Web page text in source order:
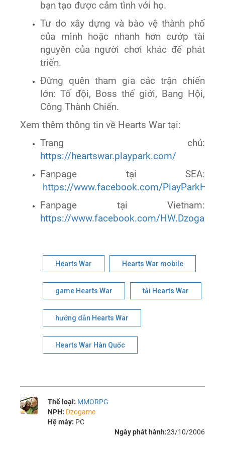
bạn tạo được cảm tình với họ.
Tư do xây dựng và bào vệ thành phố
của mình hoặc nhanh hơn cướp tài
nguyên của người chơi khác để phát
triển.
Đừng quên tham gia các trận chiến
lớn: Tổ đội, Boss thế giới, Bang Hội,
Công Thành Chiến.
Xem thêm thông tin về Hearts War tại:
Trang chủ:
https://heartswar.playpark.com/
Fanpage tại SEA:
https://www.facebook.com/
Fanpage tại Vietnam:
https://www.facebook.com/HW.Dzogame
Hearts War Hearts War mobile
game Hearts War tải Hearts War
hướng dẫn Hearts War
Hearts War Hàn Quốc
Thể loại: MMORPG
NPH: Dzogame
Hệ máy: PC
Ngày phát hành:23/10/2006